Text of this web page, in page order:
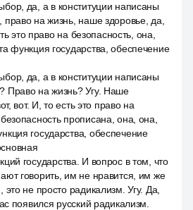
да, а в конституции написаны
право на жизнь, наше здоровье, да,
это право на безопасность, она,
функция государства, обеспечение
да, а в конституции написаны
Право на жизнь? Угу. Наше
вот. И, то есть это право на
прописана, она, она,
государства, обеспечение
государства. И вопрос в том, что
говорить, им не нравится, им же
это не просто радикализм. Угу. Да,
появился русский радикализм.